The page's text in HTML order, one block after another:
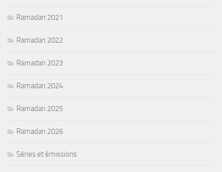
Ramadan 2021
Ramadan 2022
Ramadan 2023
Ramadan 2024
Ramadan 2025
Ramadan 2026
Séries et émissions